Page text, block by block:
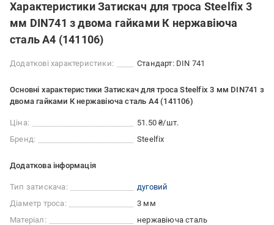
Характеристики Затискач для троса Steelfix 3
мм DIN741 з двома гайками К нержавіюча
сталь А4 (141106)
Додаткові характеристики: Стандарт: DIN 741
Основні характеристики Затискач для троса Steelfix 3 мм DIN741 з
двома гайками К нержавіюча сталь А4 (141106)
Ціна:
51.50 ₴/шт.
Бренд:
Steelfix
Додаткова інформація
Тип затискача:
дуговий
Діаметр троса:
3 мм
Матеріал:
нержавіюча сталь